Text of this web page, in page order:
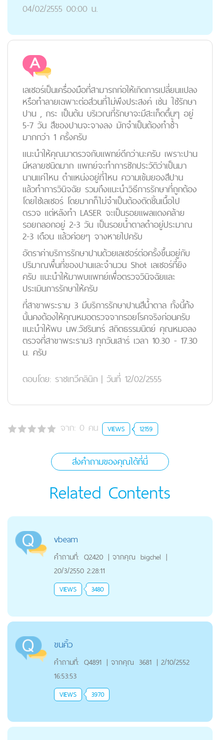
04/02/2555 00:00 น.
เลเซอร์เป็นเครื่องมือที่สามารถก่อให้เกิดการเปลี่ยนแปลง
หรือทำลายเฉพาะต่อส่วนที่ไม่พึงประสงค์ เช่น ใช้รักษา
ปาน , กระ เป็นต้น บริเวณที่รักษาจะมีสะเก็ดตื้นๆ อยู่
5-7 วัน สีของปานจะจางลง มักจำเป็นต้องทำซ้ำ
มากกว่า 1 ครั้งครับ
แนะนำให้คุณมาตรวจกับแพทย์ดีกว่านะครับ เพราะปาน
มีหลายชนิดมาก แพทย์จะทำการซักประวัติว่าเป็นมา
นานแค่ไหน ตำแหน่งอยู่ที่ไหน ความเข้มยองสีปาน
แล้วทำการวินิจฉัย รวมถึงแนะนำวิธีการรักษาที่ถูกต้อง
โดยใช้เลเซอร์ โดยมากก็ไม่จำเป็นต้องตัดชิ้นเนื้อไป
ตรวจ แต่หลังทำ LASER จะเป็นรอยแผลแดงคล้าย
รอยถลอกอยู่ 2-3 วัน เป็นรอยน้ำตาลดำอยู่ประมาณ
2-3 เดือน แล้วค่อยๆ จางหายไปครับ
อัตราค่าบริการรักษาปานด้วยเลเซอร์ต่อครั้งขึ้นอยู่กับ
ปริมาณพื้นที่ของปานและจำนวน Shot เลเซอร์ที่ยิง
ครับ แนะนำให้มาพบแพทย์เพื่อตรวจวินิจฉัยและ
ประเมินการรักษาให้ครับ
ที่สาขาพระราม 3 มีบริการรักษาปานสีน้ำตาล ทั้งนี้ท้้ง
นั้นคงต้องให้คุณหมอตรวจจากรอยโรคจริงก่อนครับ
แนะนำให้พบ นพ.วัชรินทร์ สถิตธรรมนิตย์ คุณหมอลง
ตรวจที่สาขาพระราม3 ทุกวันเสาร์ เวลา 10.30 - 17.30
น. ครับ
ตอบโดย: ราชเทวีคลินิก | วันที่ 12/02/2555
จาก: 0 คน VIEWS 12159
ส่งคำถามของคุณได้ที่นี่
Related Contents
vbeam
คำถามที่: Q2420 | จากคุณ bigchel |
20/3/2550 2:28:11
VIEWS 3480
ขนคิ้ว
คำถามที่: Q4891 | จากคุณ 3681 | 2/10/2552
16:53:53
VIEWS 3970